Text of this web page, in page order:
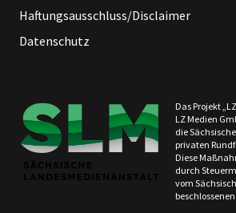
Haftungsausschluss/Disclaimer
Datenschutz
Das Projekt
LZ Medien
die
privaten
Diese
durch
vom